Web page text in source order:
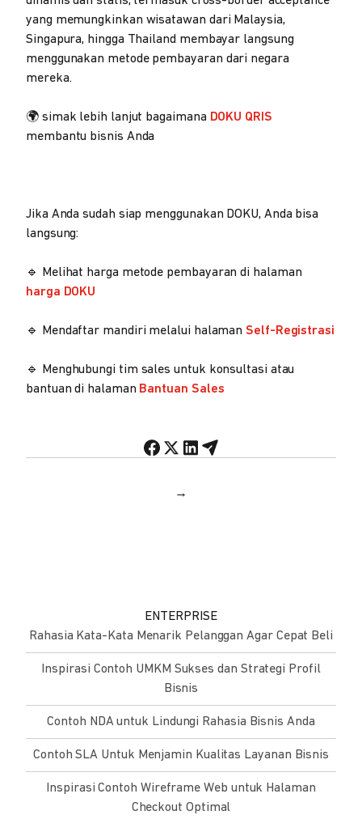
yang memungkinkan wisatawan dari Malaysia,
Singapura, hingga Thailand membayar langsung
menggunakan metode pembayaran dari negara
mereka.
🌍 simak lebih lanjut bagaimana DOKU QRIS
membantu bisnis Anda
Jika Anda sudah siap menggunakan DOKU, Anda bisa
langsung:
🔹 Melihat harga metode pembayaran di halaman
harga DOKU
🔹 Mendaftar mandiri melalui halaman Self-Registrasi
🔹 Menghubungi tim sales untuk konsultasi atau
bantuan di halaman Bantuan Sales
→
ENTERPRISE
Rahasia Kata-Kata Menarik Pelanggan Agar Cepat Beli
Inspirasi Contoh UMKM Sukses dan Strategi Profil
Bisnis
Contoh NDA untuk Lindungi Rahasia Bisnis Anda
Contoh SLA Untuk Menjamin Kualitas Layanan Bisnis
Inspirasi Contoh Wireframe Web untuk Halaman
Checkout Optimal